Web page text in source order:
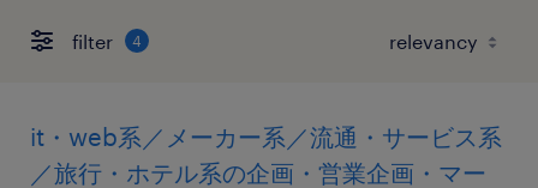
filter 4
it・web系／メーカー系／流通・サービス系
／旅行・ホテル系の企画・営業企画・マー